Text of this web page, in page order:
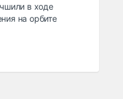
в ходе
на орбите